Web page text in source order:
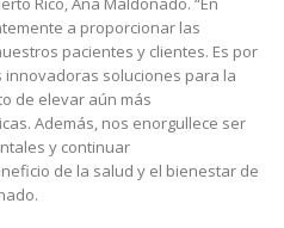
a proporcionar las
pacientes y clientes. Es por
innovadoras soluciones para la
de elevar aún más
. Además, nos enorgullece ser
y continuar
de la salud y el bienestar de
do.